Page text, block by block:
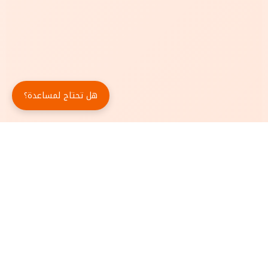
هل تحتاج لمساعدة؟